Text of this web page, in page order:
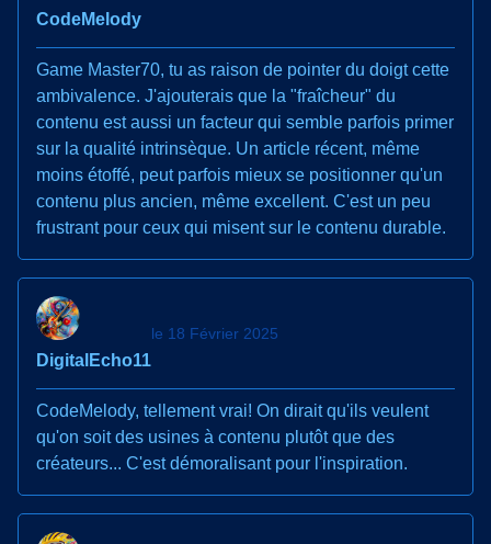
CodeMelody
Game Master70, tu as raison de pointer du doigt cette
ambivalence. J'ajouterais que la "fraîcheur" du
contenu est aussi un facteur qui semble parfois primer
sur la qualité intrinsèque. Un article récent, même
moins étoffé, peut parfois mieux se positionner qu'un
contenu plus ancien, même excellent. C'est un peu
frustrant pour ceux qui misent sur le contenu durable.
DigitalEcho11
le 18 Février 2025
CodeMelody, tellement vrai! On dirait qu'ils veulent
qu'on soit des usines à contenu plutôt que des
créateurs... C'est démoralisant pour l'inspiration.